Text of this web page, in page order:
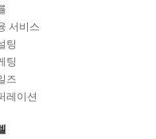
서비스
팅
팅
즈
레이션